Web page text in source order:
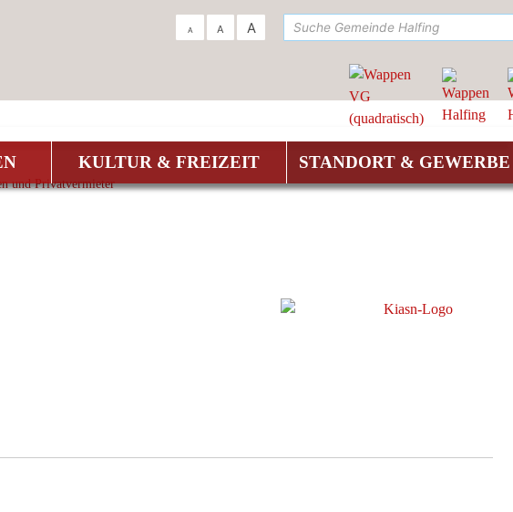
A A A
KULTUR & FREIZEIT STANDORT & GEWERBE
und Privatvermieter